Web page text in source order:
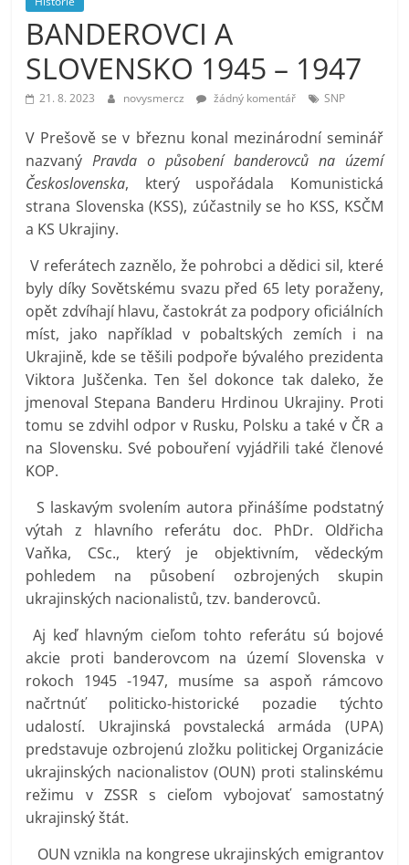
prospívá?
BANDEROVCI A
SLOVENSKO 1945 – 1947
21. 8. 2023 novysmercz žádný komentář SNP
V Prešově se v březnu konal mezinárodní seminář
nazvanýPravda o působení banderovců na území
Československa, který uspořádala Komunistická
strana Slovenska (KSS), zúčastnily se ho KSS, KSČM
a KS Ukrajiny.
V referátech zaznělo, že pohrobci a dědici sil, které
byly díky Sovětskému svazu před 65 lety poraženy,
opět zdvíhají hlavu, častokrát za podpory oficiálních
míst, jako například v pobaltských zemích i na
Ukrajině, kde se těšili podpoře bývalého prezidenta
Viktora Juščenka. Ten šel dokonce tak daleko, že
jmenoval Stepana Banderu Hrdinou Ukrajiny. Proti
tomu se zdvihl odpor v Rusku, Polsku a také v ČR a
na Slovensku. Své pobouření vyjádřili také členové
KOP.
S laskavým svolením autora přinášíme podstatný
výtah z hlavního referátu doc. PhDr. Oldřicha
Vaňka, CSc., který je objektivním, vědeckým
pohledem na působení ozbrojených skupin
ukrajinských nacionalistů, tzv. banderovců.
Aj keď hlavným cieľom tohto referátu sú bojové
akcie proti banderovcom na území Slovenska v
rokoch 1945 -1947, musíme sa aspoň rámcovo
načrtnúť politicko-historické pozadie týchto
udalostí. Ukrajinská povstalecká armáda (UPA)
predstavuje ozbrojenú zložku politickej Organizácie
ukrajinských nacionalistov (OUN) proti stalinskému
režimu v ZSSR s cieľom vybojovať samostatný
ukrajinský štát.
OUN vznikla na kongrese ukrajinských emigrantov